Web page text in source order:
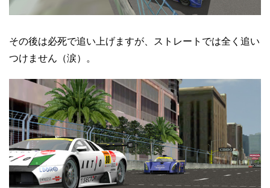
その後は必死で追い上げますが、ストレートでは全く追い
つけません（涙）。